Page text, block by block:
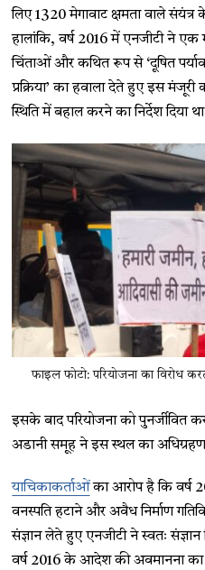
लिए 1320 मेगावाट क्षमता वाले संयंत्र
हालांकि, वर्ष 2016 में एनजीटी ने एक
चिंताओं और कथित रूप से ‘दूषित
प्रक्रिया’ का हवाला देते हुए इस मंजूरी
स्थिति में बहाल करने का निर्देश दिया
फाइल फोटो: परियोजना का विरोध
इसके बाद परियोजना को
अडानी समूह ने इस स्थल का अधिग्रहण
याचिकाकर्ताओंका आरोप है कि वर्ष
वनस्पति हटाने और अवैध निर्माण
संज्ञान लेते हुए एनजीटी ने स्वतः
वर्ष 2016 के आदेश की अवमानना